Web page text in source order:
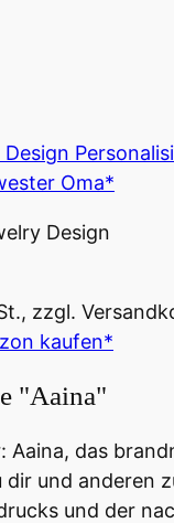
Oma*
Design
zzgl.
kaufen*
"Aaina"
Aaina, das
dir und anderen
und der